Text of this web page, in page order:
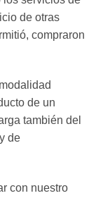
de otras
compraron
de un
también del
de
con nuestro